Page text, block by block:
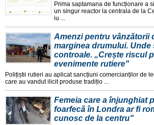
Prima saptamana de funcționare a
un singur reactor la centrala de la
iu ...
Amenzi pentru vânzătorii
marginea drumului. Unde
controale. „Crește riscul
evenimente rutiere"
Polițiștii rutieri au aplicat sancțiuni comercianților de
care au vandut ilicit produse tradițio ...
Femeia care a înjunghiat
foarfecă în Londra ar fi
cunosc de la centru"